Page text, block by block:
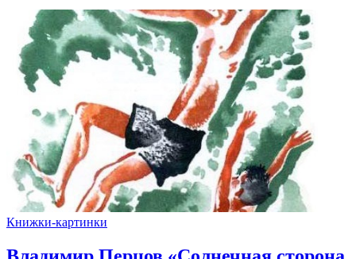
Книжки-картинки